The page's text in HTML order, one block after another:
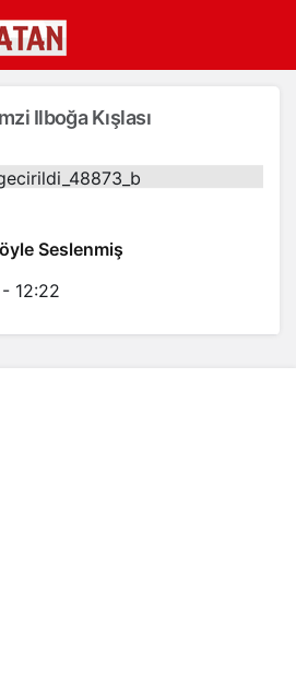
Ilboğa Kışlası
Böyle Seslenmiş
12:22